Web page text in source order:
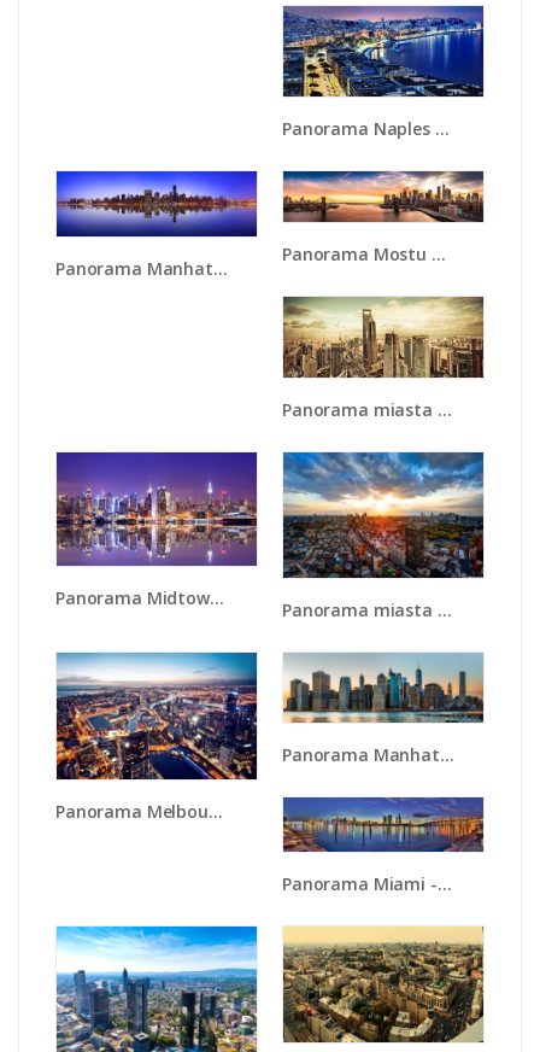
Panorama Naples na Florydzie - AM736
Panorama Manhattanu w odbiciu wody - AM798
Panorama Mostu Brooklińskiego - AM670
Panorama miasta w ciągu dnia - AM128
Panorama Midtown Manhattan - AM492
Panorama miasta o zachodzie słońca - AM587
Panorama Melbourne po zmierzchu - AM470
Panorama Manhattanu - AM521
Panorama Miami - AM818